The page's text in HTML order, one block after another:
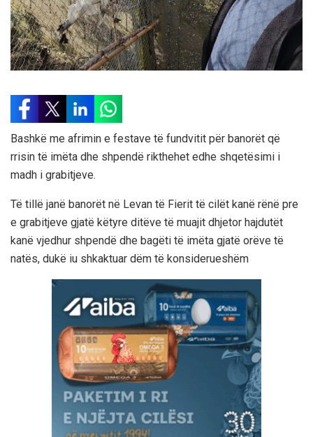
Bashkë me afrimin e festave të fundvitit për banorët që
rrisin të imëta dhe shpendë rikthehet edhe shqetësimi i
madh i grabitjeve.
Të tillë janë banorët në Levan të Fierit të cilët kanë rënë pre
e grabitjeve gjatë këtyre ditëve të muajit dhjetor hajdutët
kanë vjedhur shpendë dhe bagëti të imëta gjatë orëve të
natës, dukë iu shkaktuar dëm të konsiderueshëm